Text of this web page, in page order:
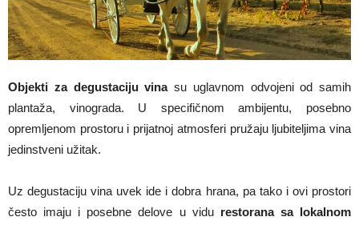
Objekti za degustaciju vinasu uglavnom odvojeni od samih
plantaža, vinograda. U specifičnom ambijentu, posebno
opremljenom prostoru i prijatnoj atmosferi pružaju ljubiteljima vina
jedinstveni užitak.
Uz degustaciju vina uvek ide i dobra hrana, pa tako i ovi prostori
često imaju i posebne delove u vidu restorana sa lokalnom